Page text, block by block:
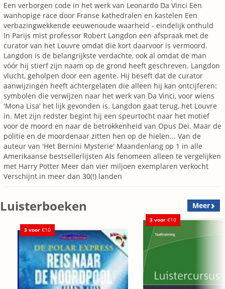
Een verborgen code in het werk van Leonardo Da Vinci Een
wanhopige race door Franse kathedralen en kastelen Een
verbazingwekkende eeuwenoude waarheid - eindelijk onthuld
In Parijs mist professor Robert Langdon een afspraak met de
curator van het Louvre omdat die kort daarvoor is vermoord.
Langdon is de belangrijkste verdachte, ook al omdat de man
vóór hij stierf zijn naam op de grond heeft geschreven. Langdon
vlucht, geholpen door een agente. Hij beseft dat de curator
aanwijzingen heeft achtergelaten die alleen hij kan ontcijferen:
symbolen die verwijzen naar het werk van Da Vinci, voor wiens
'Mona Lisa' het lijk gevonden is. Langdon gaat terug, het Louvre
in. Met zijn redster begint hij een speurtocht naar het motief
voor de moord en naar de betrokkenheid van Opus Dei. Maar de
politie en de moordenaar zitten hen op de hielen... Van de
auteur van 'Het Bernini Mysterie' Maandenlang op 1 in alle
Amerikaanse bestsellerlijsten Als fenomeen alleen te vergelijken
met Harry Potter Meer dan vier miljoen exemplaren verkocht
Verschijnt in meer dan 30(!) landen
Luisterboeken Meer
3 voor €10
3 voor €10